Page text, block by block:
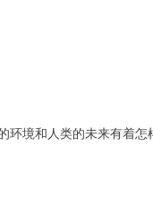
境和人类的未来有着